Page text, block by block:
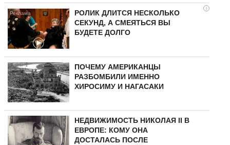
i
РОЛИК ДЛИТСЯ НЕСКОЛЬКО
СЕКУНД, А СМЕЯТЬСЯ ВЫ
БУДЕТЕ ДОЛГО
ПОЧЕМУ АМЕРИКАНЦЫ
РАЗБОМБИЛИ ИМЕННО
ХИРОСИМУ И НАГАСАКИ
НЕДВИЖИМОСТЬ НИКОЛАЯ II В
ЕВРОПЕ: КОМУ ОНА
ДОСТАЛАСЬ ПОСЛЕ